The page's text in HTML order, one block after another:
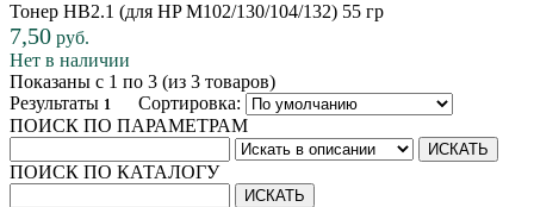
Тонер НB2.1 (для HP M102/130/104/132) 55 гр
7,50 руб.
Нет в наличии
Показаны с 1 по 3 (из 3 товаров)
Результаты 1
Сортировка:
ПОИСК ПО ПАРАМЕТРАМ
ПОИСК ПО КАТАЛОГУ